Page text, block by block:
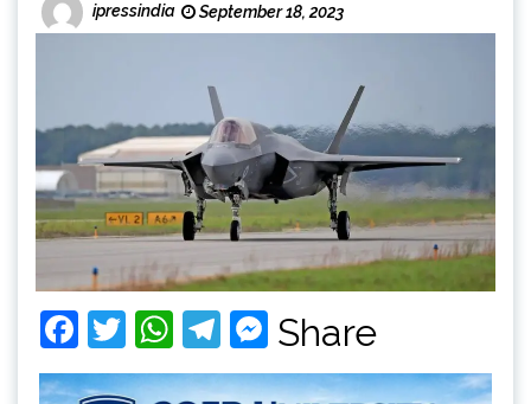
ipressindia September 18, 2023
Facebook
Twitter
WhatsApp
Telegram
Messenger
Share